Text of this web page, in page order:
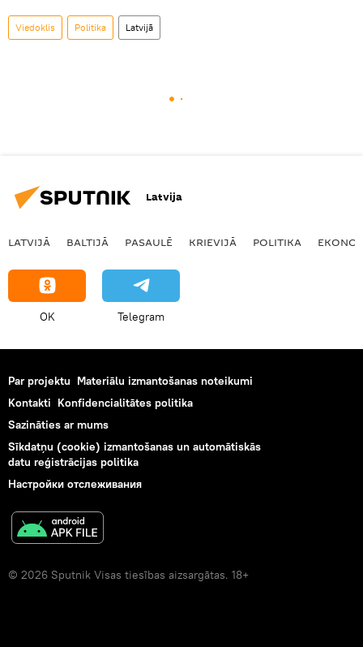
Viedoklis Politika Latvijā
Latvija
LATVIJĀ BALTIJĀ PASAULĒ KRIEVIJĀ POLITIKA
OK Telegram
Par projektu Materiālu izmantošanas noteikumi
Kontakti Konfidencialitātes politika
Sazināties ar mums
Sīkdatņu (cookie) izmantošanas un automātiskās
datu reģistrācijas politika
Настройки отслеживания
© 2026 Sputnik Visas tiesības aizsargātas. 18+